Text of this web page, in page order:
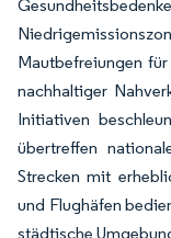
Mautbefreiungen
nachhaltiger
Initiativen
übertreffen
Strecken mit
und Flughäfen
städtische